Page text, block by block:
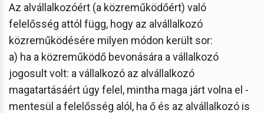
Az alvállalkozóért (a közreműködőért) való
felelősség attól függ, hogy az alvállalkozó
közreműködésére milyen módon került sor:
a) ha a közreműködő bevonására a vállalkozó
jogosult volt: a vállalkozó az alvállalkozó
magatartásáért úgy felel, mintha maga járt volna el -
mentesül a felelősség alól, ha ő és az alvállalkozó is